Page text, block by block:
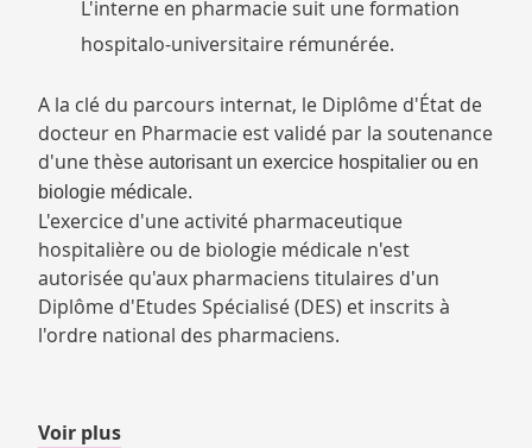
L'interne en pharmacie suit une formation
hospitalo-universitaire rémunérée.
A la clé du parcours internat, le Diplôme d'État de
docteur en Pharmacie est validé par la soutenance
d'une thèse autorisant un exercice hospitalier ou en
biologie médicale.
L'exercice d'une activité pharmaceutique
hospitalière ou de biologie médicale n'est
autorisée qu'aux pharmaciens titulaires d'un
Diplôme d'Etudes Spécialisé(DES) et inscrits à
l'ordre national des pharmaciens.
Voir plusde